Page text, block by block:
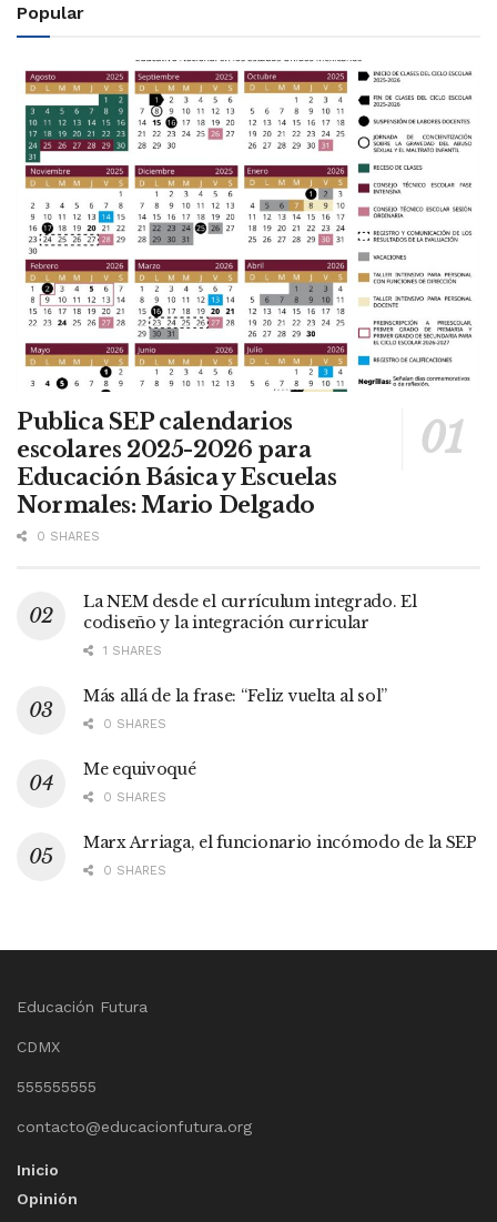
Popular
Publica SEP calendarios
escolares 2025-2026 para
Educación Básica y Escuelas
Normales: Mario Delgado
0 SHARES
La NEM desde el currículum integrado. El
codiseño y la integración curricular
1 SHARES
Más allá de la frase: “Feliz vuelta al sol”
0 SHARES
Me equivoqué
0 SHARES
Marx Arriaga, el funcionario incómodo de la SEP
0 SHARES
Educación Futura
CDMX
555555555
contacto@educacionfutura.org
Inicio
Opinión